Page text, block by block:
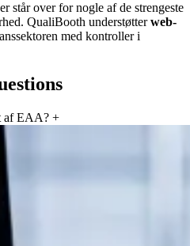
står over for nogle af de strengeste
QualiBooth understøtterweb-
med kontroller i
af EAA? +